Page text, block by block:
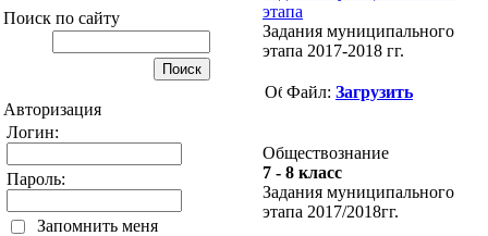
Поиск по сайту
Авторизация
Логин:
Пароль:
Запомнить меня
этапа
Задания муниципального
этапа 2017-2018 гг.
Файл: Загрузить
Обществознание
7 - 8 класс
Задания муниципального
этапа 2017/2018гг.